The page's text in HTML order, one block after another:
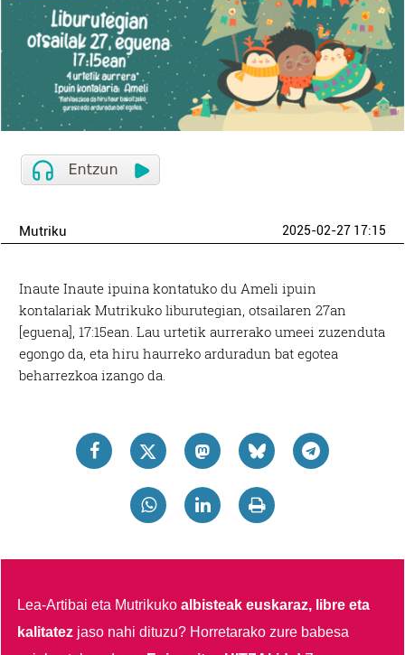
Mutriku 2025-02-27 17:15
Inaute Inaute ipuina kontatuko du Ameli ipuin
kontalariak Mutrikuko liburutegian, otsailaren 27an
[eguena], 17:15ean. Lau urtetik aurrerako umeei zuzenduta
egongo da, eta hiru haurreko arduradun bat egotea
beharrezkoa izango da.
Lea-Artibai eta Mutrikukoalbisteak euskaraz, libre eta
kalitatez jaso nahi dituzu? Horretarako zure babesa